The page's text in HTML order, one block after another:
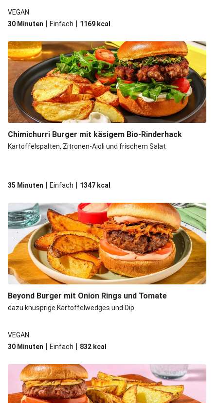
VEGAN
30 Minuten | Einfach | 1169 kcal
Chimichurri Burger mit käsigem Bio-Rinderhack
Kartoffelspalten, Zitronen-Aioli und frischem Salat
35 Minuten | Einfach | 1347 kcal
Beyond Burger mit Onion Rings und Tomate
dazu knusprige Kartoffelwedges und Dip
VEGAN
30 Minuten | Einfach | 832 kcal